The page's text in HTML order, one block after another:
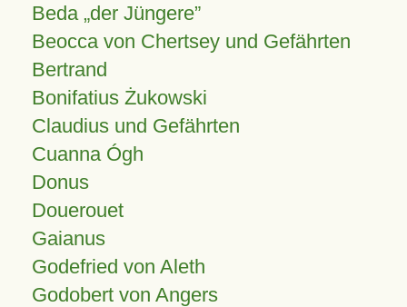
Beda „der Jüngere”
Beocca von Chertsey und Gefährten
Bertrand
Bonifatius Żukowski
Claudius und Gefährten
Cuanna Ógh
Donus
Douerouet
Gaianus
Godefried von Aleth
Godobert von Angers